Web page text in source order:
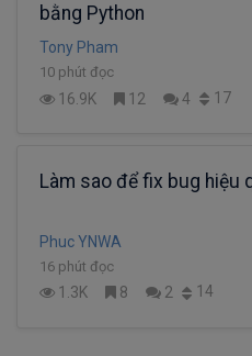
bằng Python
Tony Pham
10 phút đọc
16.9K 12 4 17
Làm sao để fix bug hiệu
Phuc YNWA
16 phút đọc
1.3K 8 2 14